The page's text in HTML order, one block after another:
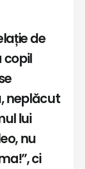
de
copil
neplăcut
lui
nu
ci